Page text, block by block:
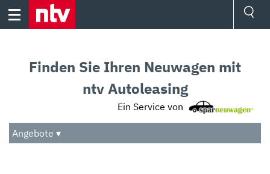
Skip
Audio
Das Beste
Finden Sie Ihren Neuwagen mit
ntv Autoleasing
Ein Service von
Angebote ▾